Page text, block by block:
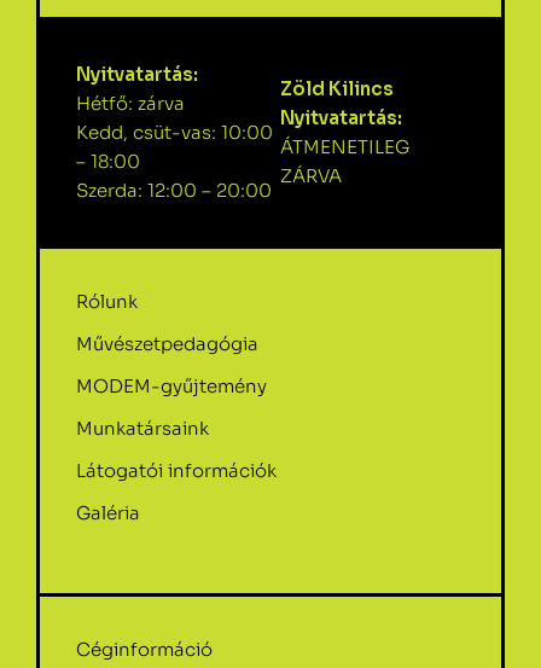
Nyitvatartás:
Hétfő: zárva
Kedd, csüt-vas: 10:00
– 18:00
Szerda: 12:00 – 20:00
Zöld Kilincs
Nyitvatartás:
ÁTMENETILEG
ZÁRVA
Rólunk
Művészetpedagógia
MODEM-gyűjtemény
Munkatársaink
Látogatói információk
Galéria
Céginformáció